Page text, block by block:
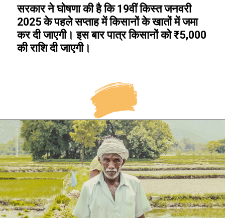
सरकार ने घोषणा की है कि 19वीं किस्त जनवरी
2025 के पहले सप्ताह में किसानों के खातों में जमा
कर दी जाएगी। इस बार पात्र किसानों को ₹5,000
की राशि दी जाएगी।